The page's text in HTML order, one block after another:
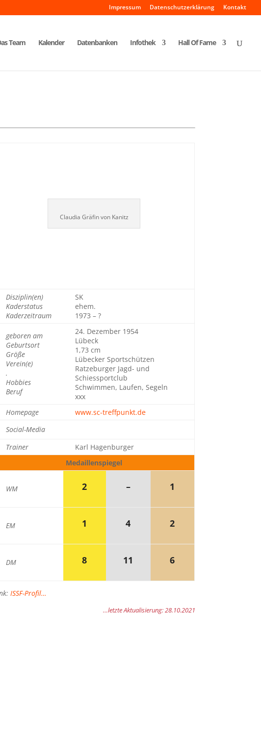
Impressum Datenschutzerklärung Kontakt
Team Kalender Datenbanken Infothek Hall Of Fame
Claudia Gräfin von Kanitz
Disziplin(en)
Kaderstatus
Kaderzeitraum
SK
ehem.
1973 – ?
geboren am
Geburtsort
Größe
Verein(e)
.
Hobbies
Beruf
24. Dezember 1954
Lübeck
1,73 cm
Lübecker Sportschützen
Ratzeburger Jagd- und
Schiessportclub
Schwimmen, Laufen, Segeln
xxx
Homepage
www.sc-treffpunkt.de
Social-Media
Trainer
Karl Hagenburger
Medaillenspiegel
WM 2 – 1
EM 1 4 2
DM 8 11 6
ISSF-Profil…
…letzte Aktualisierung: 28.10.2021